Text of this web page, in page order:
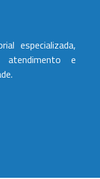
especializada,
atendimento e